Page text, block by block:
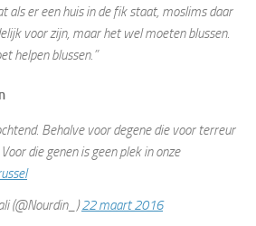
als er een huis in de fik staat, moslims daar
voor zijn, maar het wel moeten blussen.
helpen blussen.”
Behalve voor degene die voor terreur
die genen is geen plek in onze
(@Nourdin_)22 maart 2016